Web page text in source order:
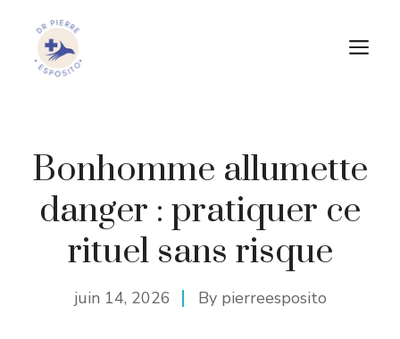
contenu
Bonhomme allumette
danger : pratiquer ce
rituel sans risque
juin 14, 2026 By pierreesposito